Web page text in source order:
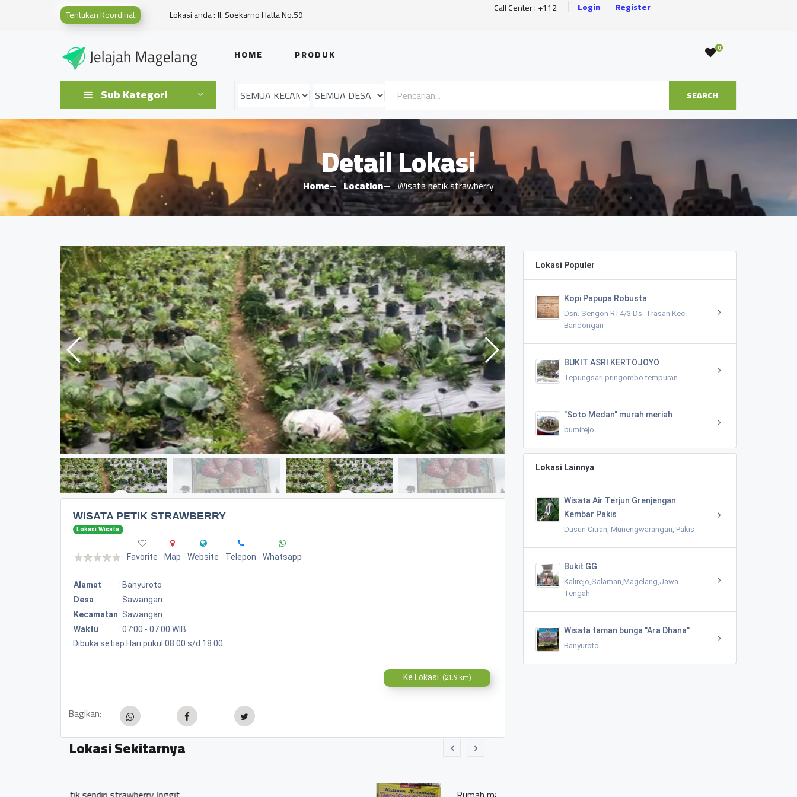
Tentukan Koordinat Lokasi anda : Jl. Soekarno Hatta No.59 Call Center : +112 Login Register
HOME PRODUK 0
Sub Kategori SEARCH
Detail Lokasi
Home Location Wisata petik strawberry
WISATA PETIK STRAWBERRY
Lokasi Wisata
Favorite Map Website Telepon Whatsapp
Alamat : Banyuroto
Desa
: Sawangan
Kecamatan : Sawangan
Waktu
:07:00 - 07:00 WIB
Dibuka setiap Hari pukul 08.00 s/d 18.00
Ke Lokasi (21.9 km)
Bagikan:
Lokasi Sekitarnya
Lokasi Populer
Kopi Papupa Robusta
Dsn. Sengon RT4/3 Ds. Trasan Kec.
Bandongan
BUKIT ASRI KERTOJOYO
Tepungsari pringombo tempuran
"Soto Medan" murah meriah
bumirejo
Lokasi Lainnya
Wisata Air Terjun Grenjengan
Kembar Pakis
Dusun Citran, Munengwarangan, Pakis
Bukit GG
Kalirejo,Salaman,Magelang,Jawa
Tengah
Wisata taman bunga "Ara Dhana"
Banyuroto